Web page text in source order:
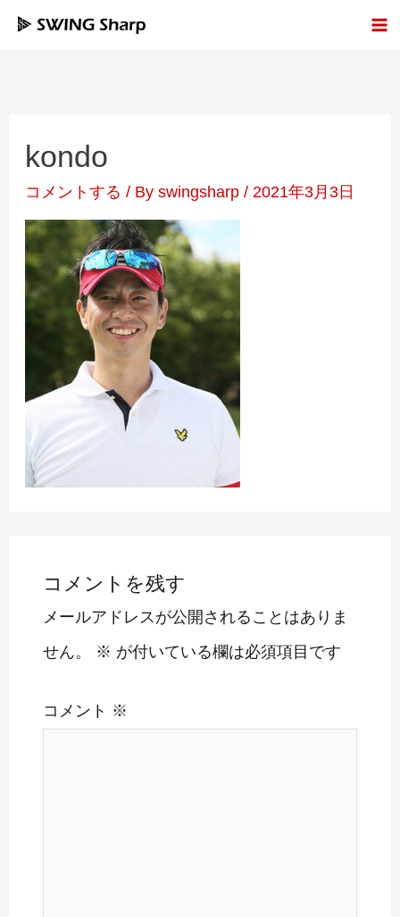
kondo
コメントする / By swingsharp / 2021年3月3日
コメントを残す
メールアドレスが公開されることはありま
せん。
※ が付いている欄は必須項目です
コメント ※